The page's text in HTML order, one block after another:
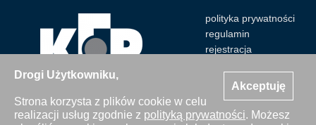
Akceptuję
Drogi Użytkowniku,
Strona korzysta z plików cookie w celu
realizacji usług zgodnie z polityką prywatności. Możesz
polityka prywatności
regulamin
rejestracja
Wszystkie zdjęcia Agencji Kosycarz Foto Press/KFP są